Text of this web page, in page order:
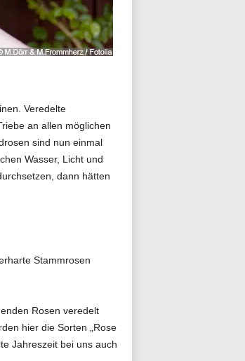
Veredelte
an allen möglichen
sind nun einmal
Wasser, Licht und
dann hätten
Stammrosen
Rosen veredelt
hier die Sorten „Rose
Jahreszeit bei uns auch